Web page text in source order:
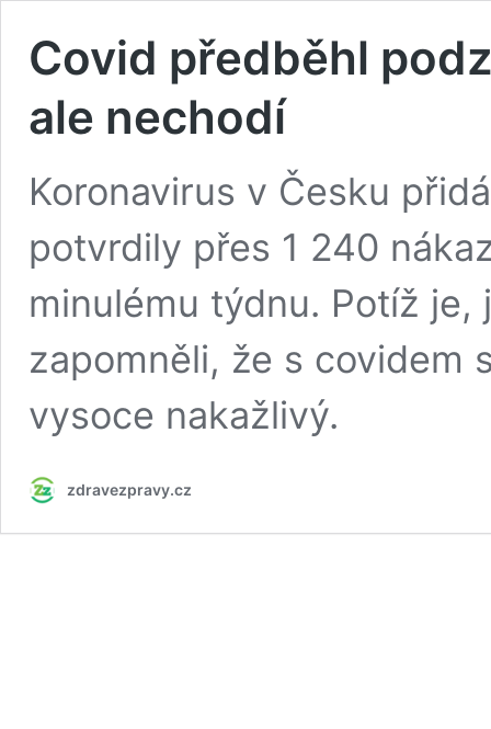
Covid předběhl
ale nechodí
Koronavirus v Česku
potvrdily přes 1 240
minulému týdnu. Potíž
zapomněli, že s covidem
vysoce nakažlivý.
zdravezpravy.cz